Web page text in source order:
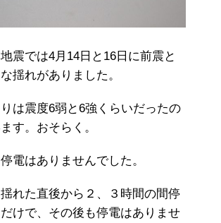
震では4月14日と16日に前震と
揺れがありました。
は震度6弱と6強くらいだったの
す。おそらく。
電はありませんでした。
れた直後から２、３時間の間停
けで、その後も停電はありませ